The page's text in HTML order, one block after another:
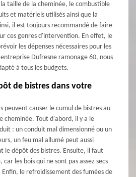
taille de la cheminée, le combustible
et matériels utilisés ainsi que la
il est toujours recommandé de faire
ces genres d'intervention. En effet, le
les dépenses nécessaires pour les
Dufresne ramonage 60, nous
à tous les budgets.
de bistres dans votre
peuvent causer le cumul de bistres au
cheminée. Tout d'abord, il y a le
: un conduit mal dimensionné ou un
un feu mal allumé peut aussi
le dépôt des bistres. Ensuite, il faut
les bois qui ne sont pas assez secs
le refroidissement des fumées de